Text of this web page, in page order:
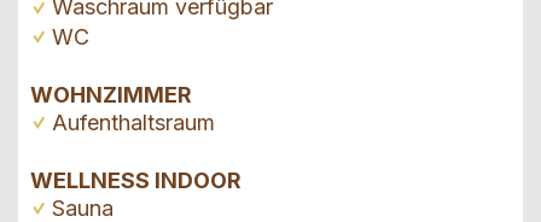
Waschraum verfügbar
WC
WOHNZIMMER
Aufenthaltsraum
WELLNESS INDOOR
Sauna